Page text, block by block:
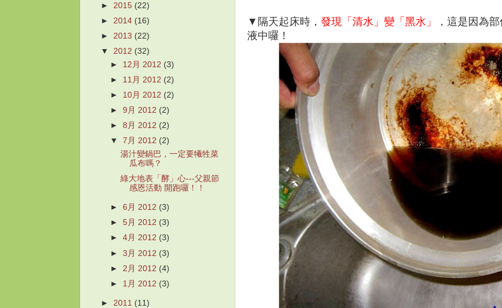
▼隔天起床時 ， 發現 「 清水 」 變 「 黑水 」
，這是因為
液中囉 ！
► 2015 (22)
► 2014 (16)
► 2013 (22)
▼ 2012 (32)
► 12月 2012 (3)
► 11月 2012 (2)
► 10月 2012 (2)
►9月 2012 (2)
►8月 2012 (2)
▼7月 2012 (2)
湯汁變鍋巴，一定要犧牲菜
瓜布嗎？
綠大地表「酵」心---父親節
感恩活動 開跑囉！！
►6月 2012 (3)
►5月 2012 (3)
►4月 2012 (3)
►3月 2012 (3)
► 2月 2012 (4)
► 1月 2012 (3)
► 2011 (11)